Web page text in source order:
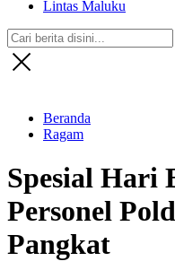
Lintas Maluku
Beranda
Ragam
Spesial Hari
Personel
Pangkat